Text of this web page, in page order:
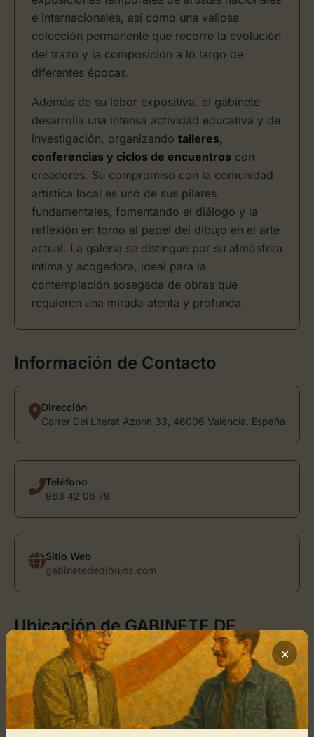
e internacionales, así como una valiosa
colección permanente que recorre la evolución
del trazo y la composición a lo largo de
diferentes épocas.
Además de su labor expositiva, el gabinete
desarrolla una intensa actividad educativa y de
investigación, organizando talleres,
conferencias y ciclos de encuentros con
creadores. Su compromiso con la comunidad
artística local es uno de sus pilares
fundamentales, fomentando el diálogo y la
reflexión en torno al papel del dibujo en el arte
actual. La galería se distingue por su atmósfera
íntima y acogedora, ideal para la
contemplación sosegada de obras que
requieren una mirada atenta y profunda.
Información de Contacto
Dirección
Carrer Del Literat Azorín 33, 46006 València, España
Teléfono
963 42 06 79
Sitio Web
gabinetededibujos.com
Ubicación de GABINETE DE
DIBUJOS
Cómo llegar
+
×